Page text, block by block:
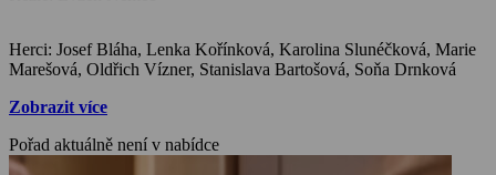
oslavila své životní jubileum.
Herci: Josef Bláha, Lenka Kořínková, Karolina Slunéčková, Marie
Marešová, Oldřich Vízner, Stanislava Bartošová, Soňa Drnková
Zobrazit více
Pořad aktuálně není v nabídce